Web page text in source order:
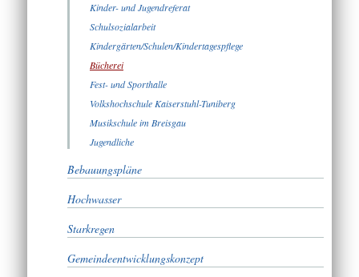
Kinder- und Jugendreferat
Schulsozialarbeit
Kindergärten/Schulen/Kindertagespflege
Bücherei
Fest- und Sporthalle
Volkshochschule Kaiserstuhl-Tuniberg
Musikschule im Breisgau
Jugendliche
Bebauungspläne
Hochwasser
Starkregen
Gemeindeentwicklungskonzept